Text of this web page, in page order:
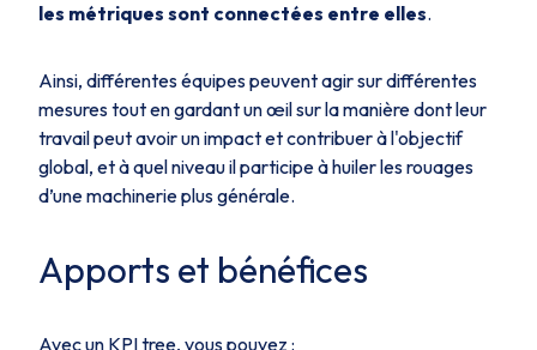
les métriques sont connectées entre elles.
Ainsi, différentes équipes peuvent agir sur différentes
mesures tout en gardant un œil sur la manière dont leur
travail peut avoir un impact et contribuer à l'objectif
global, et à quel niveau il participe à huiler les rouages
d’une machinerie plus générale.
Apports et bénéfices
Avec un KPI tree, vous pouvez :